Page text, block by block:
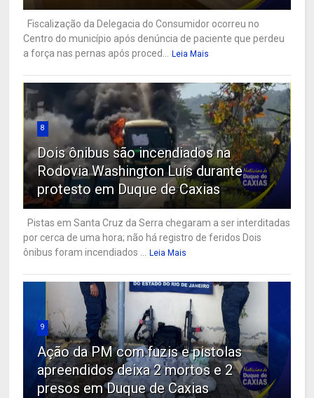
Fiscalização da Delegacia do Consumidor ocorreu no
Centro do município após denúncia de paciente que perdeu
a força nas pernas após proced...
Leia Mais
8
Dois ônibus são incendiados na
Rodovia Washington Luís durante
protesto em Duque de Caxias
Pistas em Santa Cruz da Serra chegaram a ser interditadas
por cerca de uma hora; não há registro de feridos Dois
ônibus foram incendiados ...
Leia Mais
9
Ação da PM com fuzis e pistolas
apreendidos deixa 2 mortos e 2
presos em Duque de Caxias